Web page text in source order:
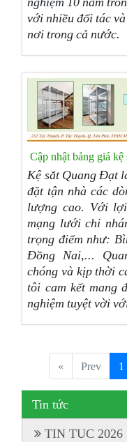
với nhiều đối tác
nơi trong cả nước.
Cập nhật bảng giá
Kệ sắt Quang Đạt
đặt tận nhà các
lượng cao. Với
mạng lưới chi
trọng điểm như:
Đồng Nai,...
chóng và kịp thời
tôi cam kết mang
nghiệm tuyệt vời
« Prev 1
Tin tức
TIN TUC 2026